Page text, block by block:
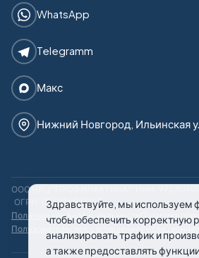
WhatsApp
Telegramm
Макс
Нижний Новгород, Ильинская
ООО НКЦ "ПРОФИЛАКТИКА"
ОГРН: 1187746971950
Политика конфиденциальностиПолитика
Пользовательское соглашение
Здравствуйте, мы используем
чтобы обеспечить корректную
анализировать трафик и
а также предоставлять